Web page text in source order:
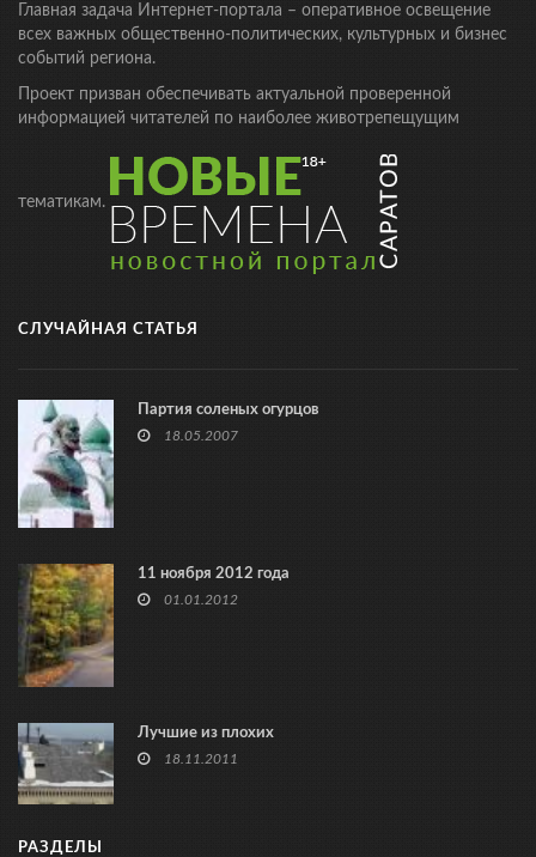
Главная задача Интернет-портала – оперативное освещение
всех важных общественно-политических, культурных и бизнес
событий региона.
Проект призван обеспечивать актуальной проверенной
информацией читателей по наиболее животрепещущим
тематикам.
СЛУЧАЙНАЯ СТАТЬЯ
Партия соленых огурцов
18.05.2007
11 ноября 2012 года
01.01.2012
Лучшие из плохих
18.11.2011
РАЗДЕЛЫ